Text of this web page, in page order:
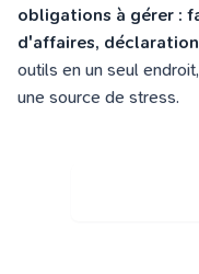
obligations à gérer :
d'affaires,
outils en un seul
une source de stress.